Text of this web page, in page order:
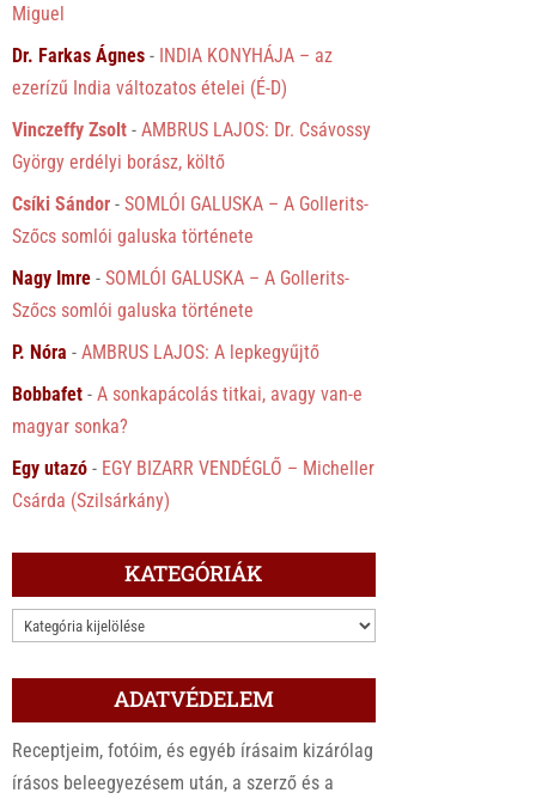
Miguel
Dr. Farkas Ágnes - INDIA KONYHÁJA – az
ezerízű India változatos ételei (É-D)
Vinczeffy Zsolt -AMBRUS LAJOS: Dr. Csávossy
György erdélyi borász, költő
Csíki Sándor -SOMLÓI GALUSKA – A Gollerits-
Szőcs somlói galuska története
Nagy Imre -SOMLÓI GALUSKA – A Gollerits-
Szőcs somlói galuska története
P. Nóra -AMBRUS LAJOS: A lepkegyűjtő
Bobbafet -A sonkapácolás titkai, avagy van-e
magyar sonka?
Egy utazó - EGY BIZARR VENDÉGLŐ – Micheller
Csárda (Szilsárkány)
KATEGÓRIÁK
KATEGÓRIÁK
ADATVÉDELEM
Receptjeim, fotóim, és egyéb írásaim kizárólag
írásos beleegyezésem után, a szerző és a